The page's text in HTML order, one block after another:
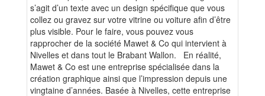
s’agit d’un texte avec un design spécifique que vous
collez ou gravez sur votre vitrine ou voiture afin d’être
plus visible. Pour le faire, vous pouvez vous
rapprocher de la société Mawet & Co qui intervient à
Nivelles et dans tout le Brabant Wallon. En réalité,
Mawet & Co est une entreprise spécialisée dans la
création graphique ainsi que l’impression depuis une
vingtaine d’années. Basée à Nivelles, cette entreprise